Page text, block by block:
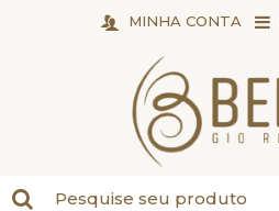
MINHA CONTA